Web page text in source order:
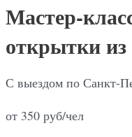
Мастер-
открытки
С выездом по Санкт-
от 350 руб/чел